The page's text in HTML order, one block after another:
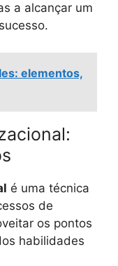
a alcançar um
elementos,
é uma técnica
de
os pontos
habilidades